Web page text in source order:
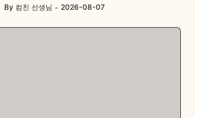
Posted
by
By 컴친 선생님 2026-08-07